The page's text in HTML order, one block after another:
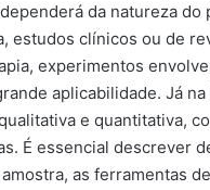
da natureza
estudos clínicos ou de
experimentos
aplicabilidade. Já
e quantitativa,
É essencial descrever
as ferramentas